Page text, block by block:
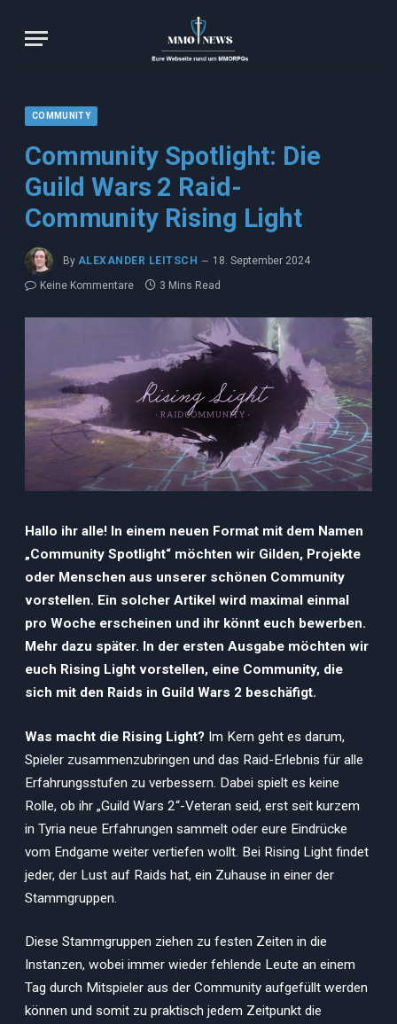
COMMUNITY
Community Spotlight: Die
Guild Wars 2 Raid-
Community Rising Light
By ALEXANDER LEITSCH
18. September 2024
Keine Kommentare
3 Mins Read
Hallo ihr alle! In einem neuen Format mit dem Namen
„Community Spotlight“ möchten wir Gilden, Projekte
oder Menschen aus unserer schönen Community
vorstellen. Ein solcher Artikel wird maximal einmal
pro Woche erscheinen und ihr könnt euch bewerben.
Mehr dazu später. In der ersten Ausgabe möchten wir
euch Rising Light vorstellen, eine Community, die
sich mit den Raids in Guild Wars 2 beschäfigt.
Was macht die Rising Light? Im Kern geht es darum,
Spieler zusammenzubringen und das Raid-Erlebnis für alle
Erfahrungsstufen zu verbessern. Dabei spielt es keine
Rolle, ob ihr „Guild Wars 2“-Veteran seid, erst seit kurzem
in Tyria neue Erfahrungen sammelt oder eure Eindrücke
vom Endgame weiter vertiefen wollt. Bei Rising Light findet
jeder, der Lust auf Raids hat, ein Zuhause in einer der
Stammgruppen.
Diese Stammgruppen ziehen zu festen Zeiten in die
Instanzen, wobei immer wieder fehlende Leute an einem
Tag durch Mitspieler aus der Community aufgefüllt werden
können und somit zu praktisch jedem Zeitpunkt die